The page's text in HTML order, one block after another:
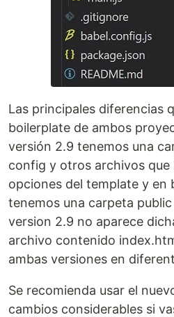
Las principales diferencias
boilerplate de ambos
versión 2.9 tenemos una
config y otros archivos que
opciones del template y en
tenemos una carpeta
version 2.9 no aparece
archivo contenido
ambas versiones en
Se recomienda usar el
cambios considerables si